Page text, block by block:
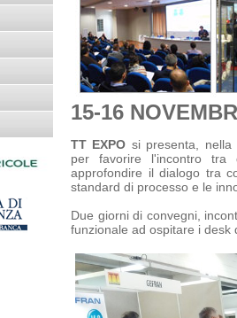
15-16
TT EXPO si presenta, nella
per favorire l'incontro tra
approfondire il dialogo tra
standard di processo e le
Due giorni di convegni,
funzionale ad ospitare i desk